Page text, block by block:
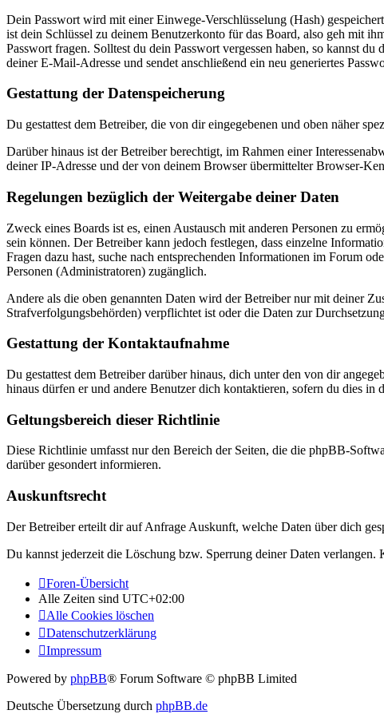
Dein Passwort wird mit einer Einwege-Verschlüsselung (Hash)
ist dein Schlüssel zu deinem Benutzerkonto für das Board, also geh mit
Passwort fragen. Solltest du dein Passwort vergessen haben, so kannst
deiner E-Mail-Adresse und sendet anschließend ein neu generiertes
Gestattung der Datenspeicherung
Du gestattest dem Betreiber, die von dir eingegebenen und oben näher
Darüber hinaus ist der Betreiber berechtigt, im Rahmen einer
deiner IP-Adresse und der von deinem Browser übermittelter Browser-
Regelungen bezüglich der Weitergabe deiner Daten
Zweck eines Boards ist es, einen Austausch mit anderen Personen zu
sein können. Der Betreiber kann jedoch festlegen, dass einzelne
Fragen dazu hast, suche nach entsprechenden Informationen im Forum
Personen (Administratoren) zugänglich.
Andere als die oben genannten Daten wird der Betreiber nur mit deiner
Strafverfolgungsbehörden) verpflichtet ist oder die Daten zur
Gestattung der Kontaktaufnahme
Du gestattest dem Betreiber darüber hinaus, dich unter den von dir
hinaus dürfen er und andere Benutzer dich kontaktieren, sofern du dies in
Geltungsbereich dieser Richtlinie
Diese Richtlinie umfasst nur den Bereich der Seiten, die die phpBB-
darüber gesondert informieren.
Auskunftsrecht
Der Betreiber erteilt dir auf Anfrage Auskunft, welche Daten über dich
Du kannst jederzeit die Löschung bzw. Sperrung deiner Daten verlangen.
Foren-Übersicht
Alle Zeiten sind UTC+02:00
Alle Cookies löschen
Datenschutzerklärung
Impressum
Powered by phpBB® Forum Software © phpBB Limited
Deutsche Übersetzung durch phpBB.de